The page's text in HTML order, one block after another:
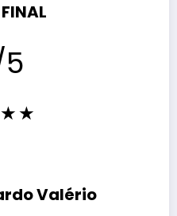
★★
Valério